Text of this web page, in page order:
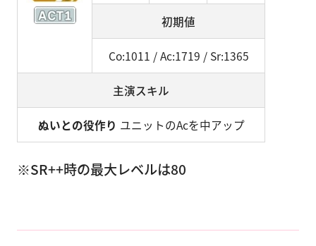
初期値
Co:1011 / Ac:1719 / Sr:1365
主演スキル
ぬいとの役作り ユニットのAcを中アップ
※SR++時の最大レベルは80